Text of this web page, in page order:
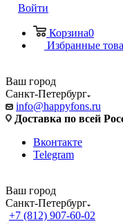
Войти
Корзина0
Избранные
Ваш город
Санкт-Петербург
info@happyfons.ru
Доставка по всей
Вконтакте
Telegram
Ваш город
Санкт-Петербург
+7 (812) 907-60-02